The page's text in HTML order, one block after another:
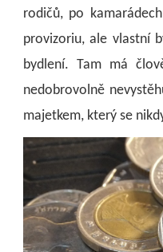
rodičů, po
provizoriu, ale vlastní
bydlení. Tam má
nedobrovolně
majetkem, který se